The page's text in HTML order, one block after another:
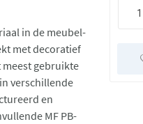
in de meubel-
met decoratief
gebruikte
verschillende
en
MF PB-